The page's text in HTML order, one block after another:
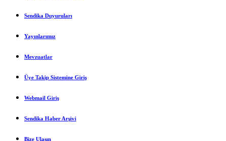
Sendika Duyuruları
Yayınlarımız
Mevzuatlar
Üye Takip Sistemine Giriş
Webmail Giriş
Sendika Haber Arşivi
Bize Ulaşın